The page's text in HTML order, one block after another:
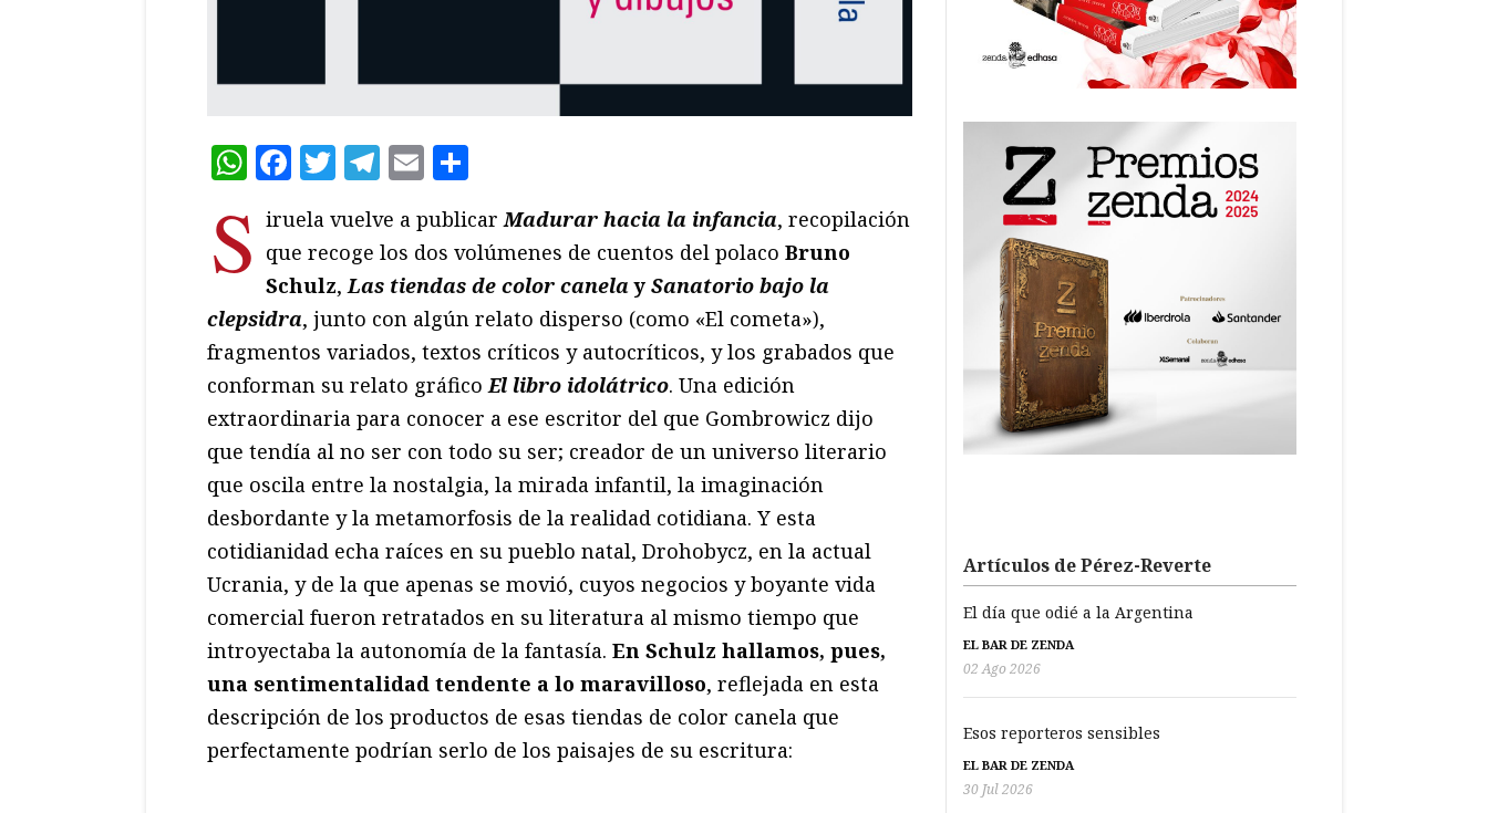
WhatsApp
Facebook
Twitter
Telegram
Email
S iruela vuelve a publicarMadurar hacia la infancia, recopilación
que recoge los dos volúmenes de cuentos del polaco Bruno
Schulz,Las tiendas de color canelay Sanatorio bajo la
clepsidra, junto con algún relato disperso (como «El cometa»),
fragmentos variados, textos críticos y autocríticos, y los grabados que
conforman su relato gráficoEl libro idolátrico. Una edición
extraordinaria para conocer a ese escritor del que Gombrowicz dijo
que tendía al no ser con todo su ser; creador de un universo literario
que oscila entre la nostalgia, la mirada infantil, la imaginación
desbordante y la metamorfosis de la realidad cotidiana. Y esta
cotidianidad echa raíces en su pueblo natal, Drohobycz, en la actual
Ucrania, y de la que apenas se movió, cuyos negocios y boyante vida
comercial fueron retratados en su literatura al mismo tiempo que
introyectaba la autonomía de la fantasía. En Schulz hallamos, pues,
una sentimentalidad tendente a lo maravilloso, reflejada en esta
descripción de los productos de esas tiendas de color canela que
perfectamente podrían serlo de los paisajes de su escritura:
Artículos de Pérez-Reverte
El día que odié a la Argentina
EL BAR DE ZENDA
02 Ago 2026
Esos reporteros sensibles
EL BAR DE ZENDA
30 Jul 2026